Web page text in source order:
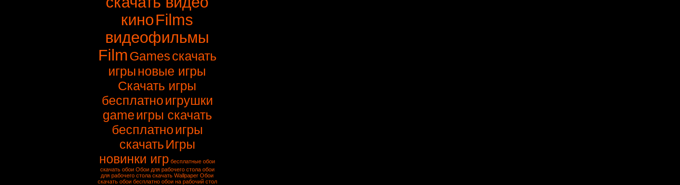
киноFilms
видеофильмы
Film Gamesскачать
игрыновые игры
Скачать игры
бесплатноигрушки
gameигры скачать
бесплатноигры
скачать Игры
новинки игр бесплатные обои
скачать обои Обои для рабочего стола обои
для рабочего стола скачать Wallpaper Обои
скачать обои бесплатно обои на рабочий стол